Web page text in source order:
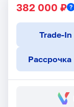
382 000 ₽
Trade-In
Рассрочка